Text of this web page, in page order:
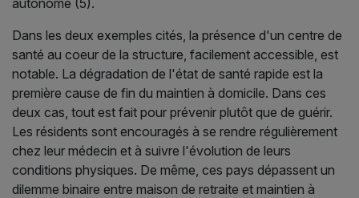
Dans les deux exemples cités, la présence d'un centre de
santé au coeur de la structure, facilement accessible, est
notable. La dégradation de l'état de santé rapide est la
première cause de fin du maintien à domicile. Dans ces
deux cas, tout est fait pour prévenir plutôt que de guérir.
Les résidents sont encouragés à se rendre régulièrement
chez leur médecin et à suivre l'évolution de leurs
conditions physiques. De même, ces pays dépassent un
dilemme binaire entre maison de retraite et maintien à